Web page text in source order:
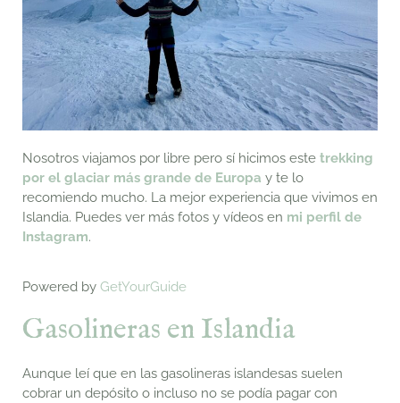
Nosotros viajamos por libre pero sí hicimos este trekking
por el glaciar más grande de Europa y te lo
recomiendo mucho. La mejor experiencia que vivimos en
Islandia. Puedes ver más fotos y vídeos en mi perfil de
Instagram.
Powered by GetYourGuide
Gasolineras en Islandia
Aunque leí que en las gasolineras islandesas suelen
cobrar un depósito o incluso no se podía pagar con